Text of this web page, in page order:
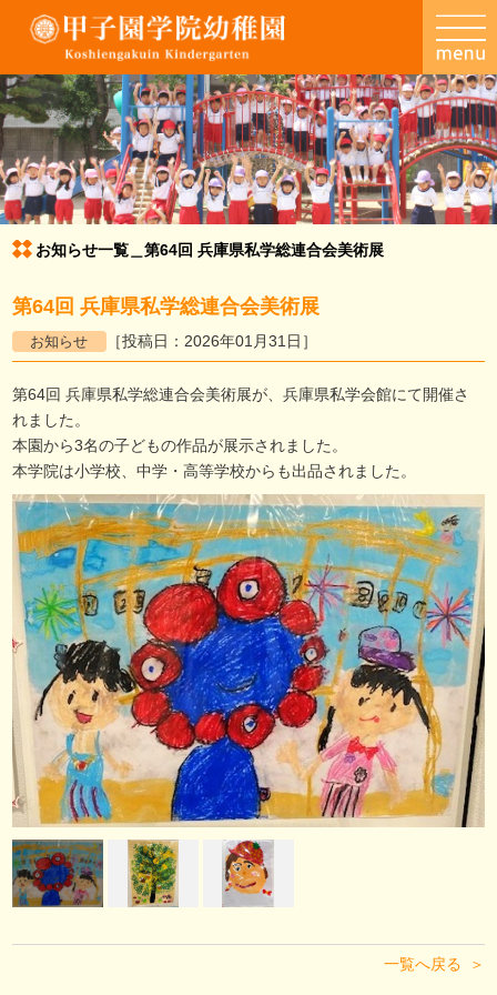
お知らせ一覧
お知らせ一覧＿第64回 兵庫県私学総連合会美術展
第64回 兵庫県私学総連合会美術展
［投稿日：2026年01月31日］
第64回 兵庫県私学総連合会美術展が、兵庫県私学会館にて開催さ
れました。
本園から3名の子どもの作品が展示されました。
本学院は小学校、中学・高等学校からも出品されました。
一覧へ戻る